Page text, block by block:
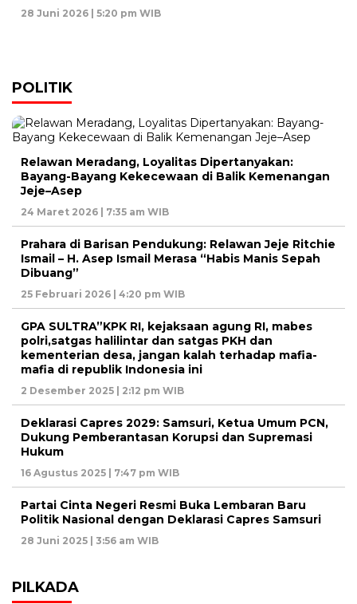
28 Juni 2026 | 5:20 pm WIB
POLITIK
Relawan Meradang, Loyalitas Dipertanyakan:
Bayang-Bayang Kekecewaan di Balik Kemenangan
Jeje–Asep
24 Maret 2026 | 7:35 am WIB
Prahara di Barisan Pendukung: Relawan Jeje Ritchie
Ismail – H. Asep Ismail Merasa “Habis Manis Sepah
Dibuang”
25 Februari 2026 | 4:20 pm WIB
GPA SULTRA”KPK RI, kejaksaan agung RI, mabes
polri,satgas halilintar dan satgas PKH dan
kementerian desa, jangan kalah terhadap mafia-
mafia di republik Indonesia ini
2 Desember 2025 | 2:12 pm WIB
Deklarasi Capres 2029: Samsuri, Ketua Umum PCN,
Dukung Pemberantasan Korupsi dan Supremasi
Hukum
16 Agustus 2025 | 7:47 pm WIB
Partai Cinta Negeri Resmi Buka Lembaran Baru
Politik Nasional dengan Deklarasi Capres Samsuri
28 Juni 2025 | 3:56 am WIB
PILKADA